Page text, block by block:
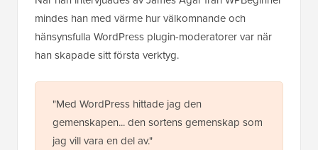
mindes han med värme hur välkomnande och
hänsynsfulla WordPress plugin-moderatorer var när
han skapade sitt första verktyg.
"Med WordPress hittade jag den
gemenskapen... den sortens gemenskap som
jag vill vara en del av."